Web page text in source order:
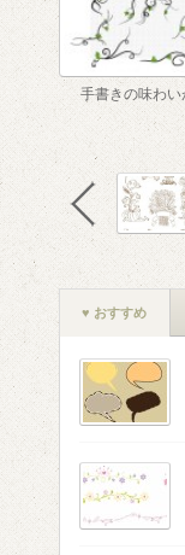
手書きの味わい
♥ おすすめ